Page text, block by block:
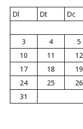
Dl
Dt Dc
3
4 5
10
11 12
17
18 19
24
25 26
31